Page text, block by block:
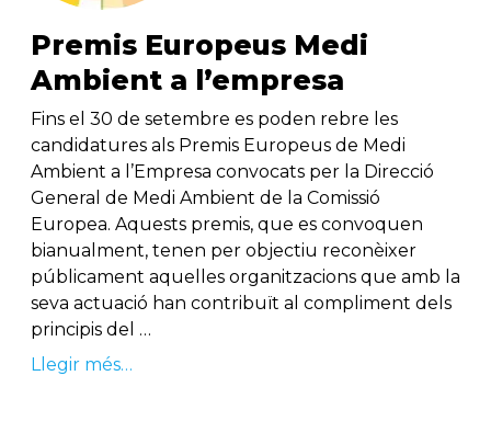
Premis Europeus Medi
Ambient a l’empresa
Fins el 30 de setembre es poden rebre les
candidatures als Premis Europeus de Medi
Ambient a l’Empresa convocats per la Direcció
General de Medi Ambient de la Comissió
Europea. Aquests premis, que es convoquen
bianualment, tenen per objectiu reconèixer
públicament aquelles organitzacions que amb la
seva actuació han contribuït al compliment dels
principis del …
Llegir més…